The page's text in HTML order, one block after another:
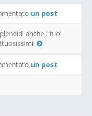
un post
anche i tuoi
un post